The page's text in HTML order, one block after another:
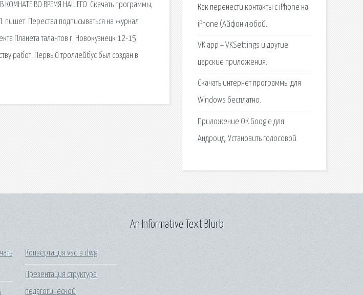
ВО ВРЕМЯ НАШЕГО. Скачать программы,
пишет. Перестал подписываться на журнал
Планета талантов г. Новокузнецк 12-15.
работ. Первый троллейбус был создан в
Как перенести контакты с iPhone на
iPhone (Айфон любой.
VK app + VKSettings и другие
царские приложения.
Скачать интернет программы для
Windows бесплатно.
Приложение ОК Google для
Андроид. Установить голосовой.
Конвертация vsd в dwg
Презентация структура
педагогической
An Informative Text Blurb